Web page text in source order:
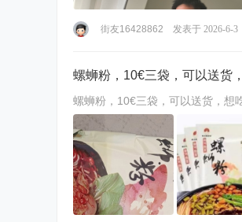
街友16428862 发表于 2026-6-3
螺蛳粉，10€三袋，可以送货
螺蛳粉，10€三袋，可以送货，想